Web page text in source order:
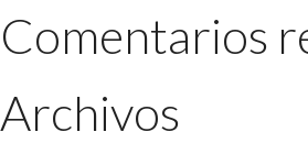
Comentarios
Archivos